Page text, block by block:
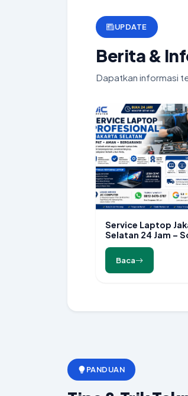
UPDATE
Berita &
Dapatkan informasi
Service Laptop
Selatan 24 Jam –
Cepat dan
Baca
PANDUAN